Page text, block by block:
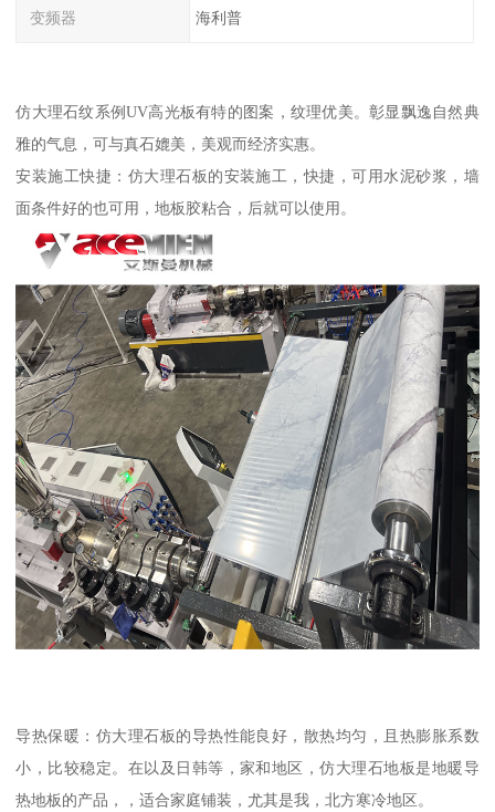
变频器 海利普
仿大理石纹系例UV高光板有特的图案，纹理优美。彰显飘逸自然典
雅的气息，可与真石媲美，美观而经济实惠。
安装施工快捷：仿大理石板的安装施工，快捷，可用水泥砂浆，墙
面条件好的也可用，地板胶粘合，后就可以使用。
导热保暖：仿大理石板的导热性能良好，散热均匀，且热膨胀系数
小，比较稳定。在以及日韩等，家和地区，仿大理石地板是地暖导
热地板的产品，，适合家庭铺装，尤其是我，北方寒冷地区。